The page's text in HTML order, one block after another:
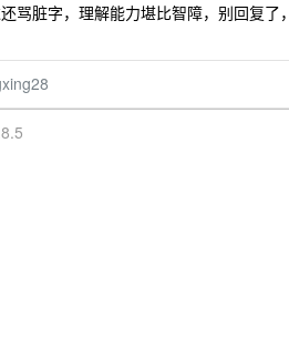
骂脏字，理解能力堪比智障，别回复了